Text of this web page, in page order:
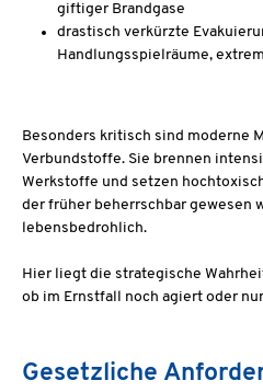
giftiger Brandgase
drastisch verkürzte
Handlungsspielräume,
Besonders kritisch sind moderne
Verbundstoffe. Sie brennen
Werkstoffe und setzen
der früher beherrschbar gewesen
lebensbedrohlich.
Hier liegt die strategische
ob im Ernstfall noch agiert oder
Gesetzliche